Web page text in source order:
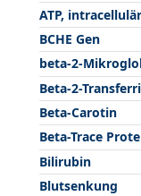
ATP, intracellulär
BCHE Gen
beta-2-
Beta-2-
Beta-Carotin
Beta-Trace
Bilirubin
Blutsenkung